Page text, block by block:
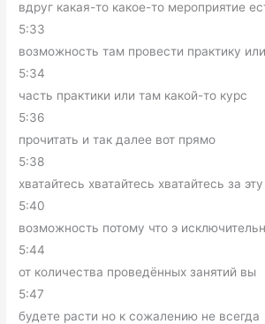
вдруг какая-то какое-то мероприятие
5:33
возможность там провести практику или
5:34
часть практики или там какой-то курс
5:36
прочитать и так далее вот прямо
5:38
хватайтесь хватайтесь хватайтесь за эту
5:40
возможность потому что э
5:44
от количества проведённых занятий вы
5:47
будете расти но к сожалению не всегда